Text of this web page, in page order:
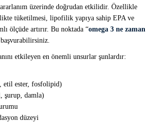
üzerinde doğrudan etkilidir. Özellikle
tüketilmesi, lipofilik yapıya sahip EPA ve
ölçüde artırır. Bu noktada “omega 3 ne zaman
etkileyen en önemli unsurlar şunlardır:
etil ester, fosfolipid)
şurup, damla)
düzeyi